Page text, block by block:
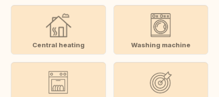
Central heating Washing machine